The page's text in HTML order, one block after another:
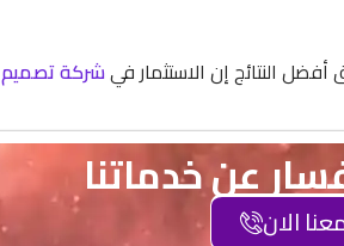
النتائج إن الاستثمار فيشركة
عن خدماتنا
الان